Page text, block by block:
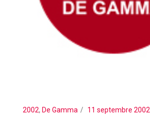
2002, De Gamma 11 septembre 2002